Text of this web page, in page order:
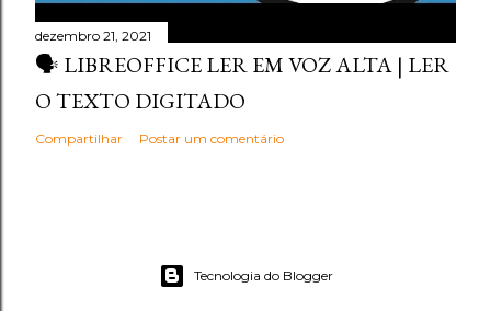
dezembro 21, 2021
🗣️ LIBREOFFICE LER EM VOZ ALTA | LER
O TEXTO DIGITADO
Compartilhar Postar um comentário
Tecnologia do Blogger